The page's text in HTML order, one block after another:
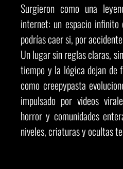
Surgieron como una
internet: un espacio
podrías caer si, por
Un lugar sin reglas claras,
tiempo y la lógica dejan de
como creepypasta
impulsado por videos
horror y comunidades
niveles, criaturas y ocultas